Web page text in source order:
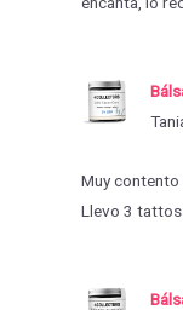
Muy contento
Llevo 3 tattos